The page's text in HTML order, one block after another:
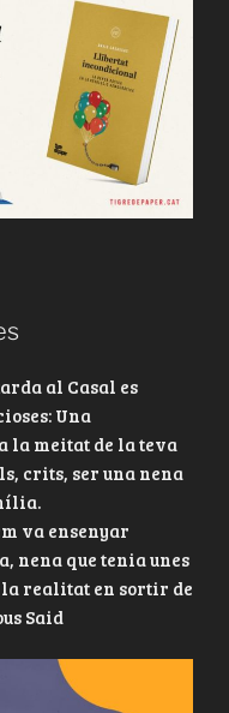
al Casal es
Una
la meitat de la teva
crits, ser una nena
va ensenyar
nena que tenia unes
realitat en sortir de
Said